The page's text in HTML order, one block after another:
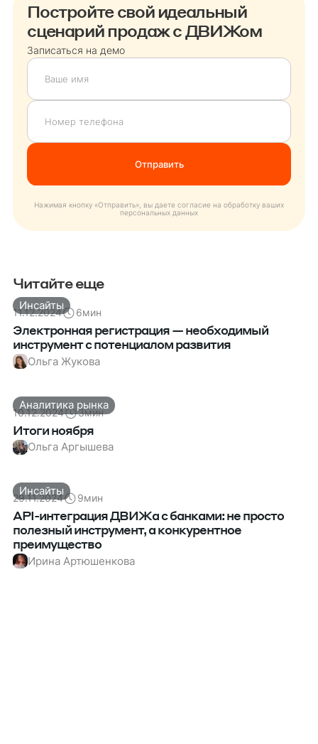
Постройте свой идеальный
сценарий продаж с ДВИЖом
Записаться на демо
Нажимая кнопку «Отправить», вы даете согласие на обработку ваших
персональных данных
Читайте еще
11.12.2024 6мин
Электронная регистрация — необходимый
инструмент с потенциалом развития
Ольга Жукова
Инсайты
10.12.2024 3мин
Итоги ноября
Ольга Аргышева
Аналитика рынка
29.11.2024 9мин
API-интеграция ДВИЖа с банками: не просто
полезный инструмент, а конкурентное
преимущество
Ирина Артюшенкова
Инсайты